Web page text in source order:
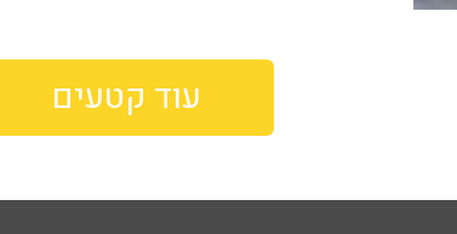
עוד קטעים